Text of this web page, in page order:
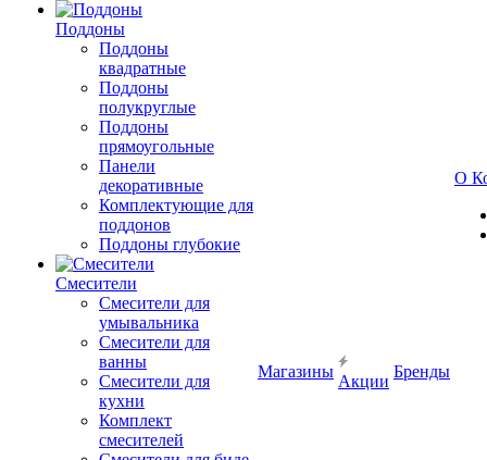
Поддоны
Поддоны
квадратные
Поддоны
полукруглые
Поддоны
прямоугольные
Панели
декоративные
Комплектующие для
поддонов
Поддоны глубокие
Смесители
Смесители для
умывальника
Смесители для
ванны
Смесители для
кухни
Комплект
смесителей
Магазины
Акции
Бренды
О